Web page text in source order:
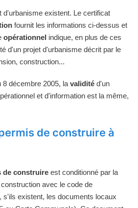
d'urbanisme existent. Le certificat
fournit les informations ci-dessus et
opérationnel indique, en plus de ces
d'un projet d'urbanisme décrit par le
construction...
8 décembre 2005, la validité d'un
et d'information est la même,
de construire à
de construire est conditionné par la
avec le code de
s'ils existent, les documents locaux